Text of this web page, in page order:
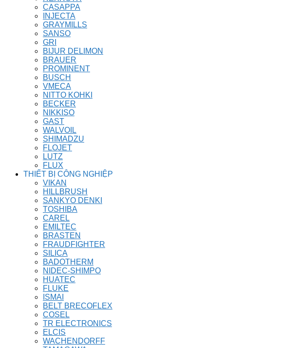
CASAPPA
INJECTA
GRAYMILLS
SANSO
GRI
BIJUR DELIMON
BRAUER
PROMINENT
BUSCH
VMECA
NITTO KOHKI
BECKER
NIKKISO
GAST
WALVOIL
SHIMADZU
FLOJET
LUTZ
FLUX
THIẾT BỊ CÔNG NGHIỆP
VIKAN
HILLBRUSH
SANKYO DENKI
TOSHIBA
CAREL
EMILTEC
BRASTEN
FRAUDFIGHTER
SILICA
BADOTHERM
NIDEC-SHIMPO
HUATEC
FLUKE
ISMAI
BELT BRECOFLEX
COSEL
TR ELECTRONICS
ELCIS
WACHENDORFF